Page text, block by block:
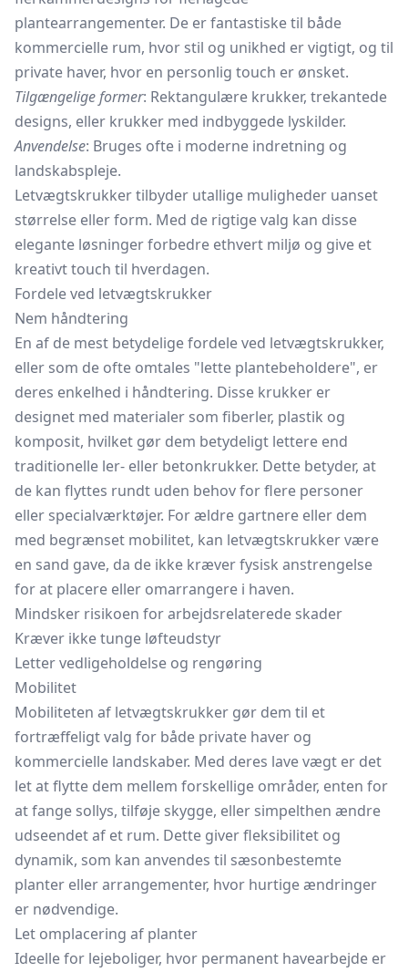
plantearrangementer. De er fantastiske til både
kommercielle rum, hvor stil og unikhed er vigtigt, og til
private haver, hvor en personlig touch er ønsket.
Tilgængelige former: Rektangulære krukker, trekantede
designs, eller krukker med indbyggede lyskilder.
Anvendelse: Bruges ofte i moderne indretning og
landskabspleje.
Letvægtskrukker tilbyder utallige muligheder uanset
størrelse eller form. Med de rigtige valg kan disse
elegante løsninger forbedre ethvert miljø og give et
kreativt touch til hverdagen.
Fordele ved letvægtskrukker
Nem håndtering
En af de mest betydelige fordele ved letvægtskrukker,
eller som de ofte omtales "lette plantebeholdere", er
deres enkelhed i håndtering. Disse krukker er
designet med materialer som fiberler, plastik og
komposit, hvilket gør dem betydeligt lettere end
traditionelle ler- eller betonkrukker. Dette betyder, at
de kan flyttes rundt uden behov for flere personer
eller specialværktøjer. For ældre gartnere eller dem
med begrænset mobilitet, kan letvægtskrukker være
en sand gave, da de ikke kræver fysisk anstrengelse
for at placere eller omarrangere i haven.
Mindsker risikoen for arbejdsrelaterede skader
Kræver ikke tunge løfteudstyr
Letter vedligeholdelse og rengøring
Mobilitet
Mobiliteten af letvægtskrukker gør dem til et
fortræffeligt valg for både private haver og
kommercielle landskaber. Med deres lave vægt er det
let at flytte dem mellem forskellige områder, enten for
at fange sollys, tilføje skygge, eller simpelthen ændre
udseendet af et rum. Dette giver fleksibilitet og
dynamik, som kan anvendes til sæsonbestemte
planter eller arrangementer, hvor hurtige ændringer
er nødvendige.
Let omplacering af planter
Ideelle for lejeboliger, hvor permanent havearbejde er